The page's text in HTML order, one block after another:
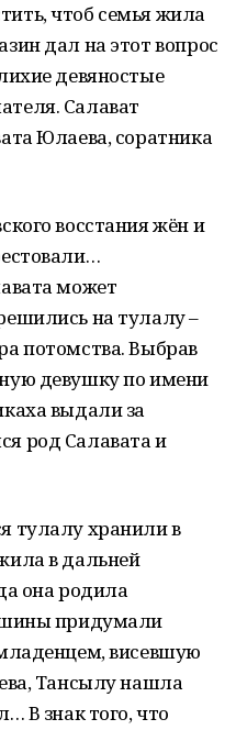
чтоб семья жила
дал на этот вопрос
девяностые
Салават
Юлаева, соратника
восстания жён и
может
на тулалу –
потомства. Выбрав
девушку по имени
выдали за
род Салавата и
тулалу хранили в
в дальней
она родила
придумали
висевшую
Тансылу нашла
В знак того, что